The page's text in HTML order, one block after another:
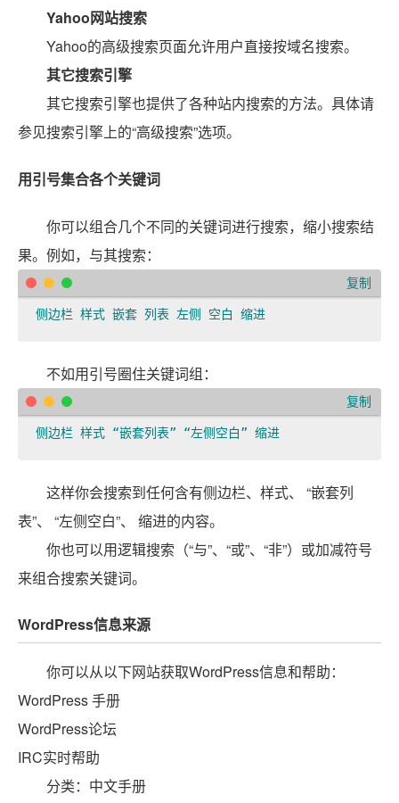
Yahoo网站搜索
Yahoo的高级搜索页面允许用户直接按域名搜索。
其它搜索引擎
其它搜索引擎也提供了各种站内搜索的方法。具体请
参见搜索引擎上的“高级搜索”选项。
用引号集合各个关键词
你可以组合几个不同的关键词进行搜索，缩小搜索结
果。例如，与其搜索：
侧边栏 样式 嵌套 列表 左侧 空白 缩进
复制
不如用引号圈住关键词组：
侧边栏 样式 “嵌套列表” “左侧空白” 缩进
复制
这样你会搜索到任何含有侧边栏、样式、 “嵌套列
表”、 “左侧空白”、 缩进的内容。
你也可以用逻辑搜索（“与”、“或”、“非”）或加减符号
来组合搜索关键词。
WordPress信息来源
你可以从以下网站获取WordPress信息和帮助：
WordPress 手册
WordPress论坛
IRC实时帮助
分类：中文手册